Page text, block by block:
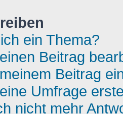
ein Thema?
Beitrag
Beitrag
Umfrage
nicht mehr